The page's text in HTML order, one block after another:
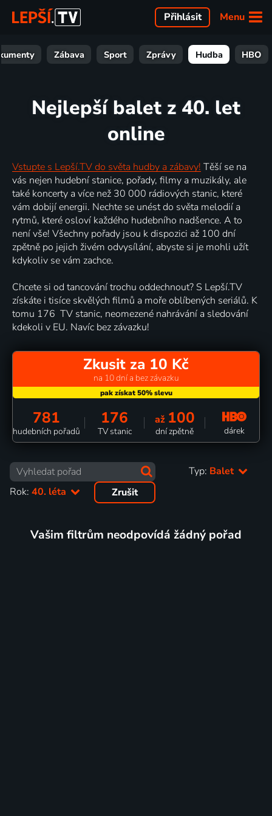
Menu
Přihlásit
Zábava Sport Zprávy Hudba HBO
Nejlepší balet z 40. let
online
Vstupte s Lepší.TV do světa hudby a zábavy! Těší se na
vás nejen hudební stanice, pořady, filmy a muzikály, ale
také koncerty a více než 30 000 rádiových stanic, které
vám dobijí energii. Nechte se unést do světa melodií a
rytmů, které osloví každého hudebního nadšence. A to
není vše! Všechny pořady jsou k dispozici až 100 dní
zpětně po jejich živém odvysílání, abyste si je mohli užít
kdykoliv se vám zachce.
Chcete si od tancování trochu oddechnout? S Lepší.TV
získáte i tisíce skvělých filmů a moře oblíbených seriálů. K
tomu 176 TV stanic, neomezené nahrávání a sledování
kdekoli v EU. Navíc bez závazku!
Zkusit za 10 Kč
na 10 dní a bez závazku
781
hudebních pořadů
176
TV stanic
až 100
dní zpětně dárek
Typ: Balet
Rok: 40. léta Zrušit
Vašim filtrům neodpovídá žádný pořad